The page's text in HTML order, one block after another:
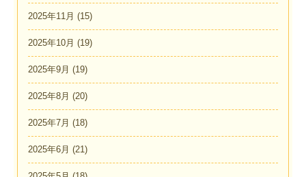
2025年11月 (15)
2025年10月 (19)
2025年9月 (19)
2025年8月 (20)
2025年7月 (18)
2025年6月 (21)